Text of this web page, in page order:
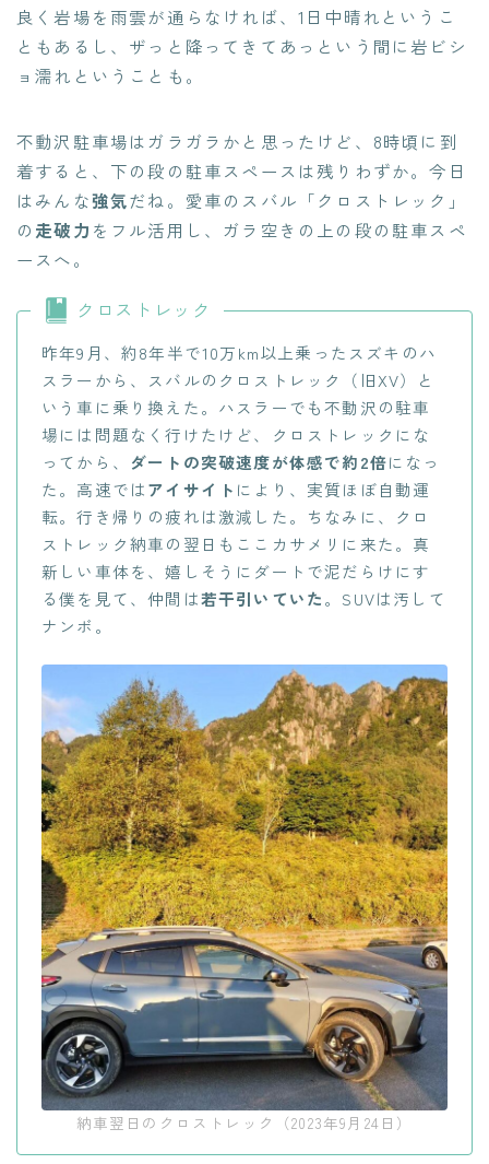
良く岩場を雨雲が通らなければ、1日中晴れというこ
ともあるし、ザっと降ってきてあっという間に岩ビシ
ョ濡れということも。
不動沢駐車場はガラガラかと思ったけど、8時頃に到
着すると、下の段の駐車スペースは残りわずか。今日
はみんな強気だね。愛車のスバル「クロストレック」
の 走破力 をフル活用し、ガラ空きの上の段の駐車スペ
ースへ。
クロストレック
昨年9月、約8年半で10万km以上乗ったスズキのハ
スラーから、スバルのクロストレック（旧XV）と
いう車に乗り換えた。ハスラーでも不動沢の駐車
場には問題なく行けたけど、クロストレックにな
ってから、 ダートの突破速度が体感で約2倍になっ
た。高速ではアイサイト により、実質ほぼ自動運
転。行き帰りの疲れは激減した。ちなみに、クロ
ストレック納車の翌日もここカサメリに来た。真
新しい車体を、嬉しそうにダートで泥だらけにす
る僕を見て、仲間は若干引いていた。SUVは汚して
ナンボ。
納車翌日のクロストレック（2023年9月24日）